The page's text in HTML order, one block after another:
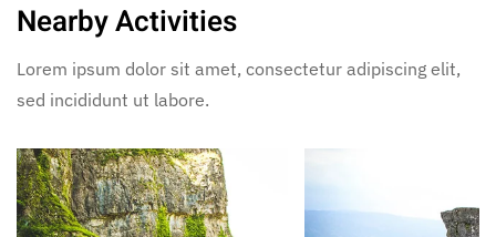
Nearby Activities
Lorem ipsum dolor sit amet, consectetur adipiscing elit,
sed incididunt ut labore.